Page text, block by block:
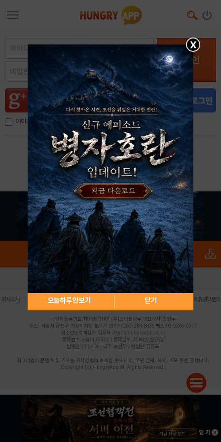
로그인
아이디, 이메일 저장
아이디 / 비밀번호 찾기 회원가입
X
오늘하루 안보기 닫기
로그인 PC버전 전체앱
회사소개 | 개인정보 처리방침 불법촬영물 신고센터 제휴광고문의
사업자등록번호:119-86-61101 (주)스마트나우 대표이사:송현두
주소: 서울시 금천구 가산디지털1로 171 연락처:063-284-8635 팩스:02-6265-0377
청소년보호책임자:김동욱 desk@hungryapp.co.kr
등록번호:서울아02322 | 등록일자:2016년4월25일
발행인:(주)스마트나우 송현두 | 편집인:김동욱
헝그리앱의 콘텐츠 및 기사는 저작권법의 보호를 받으므로, 무단 전재, 복사, 배포 등을 금합니다.
Copyright (c) HungryApp All Rights Reserved.